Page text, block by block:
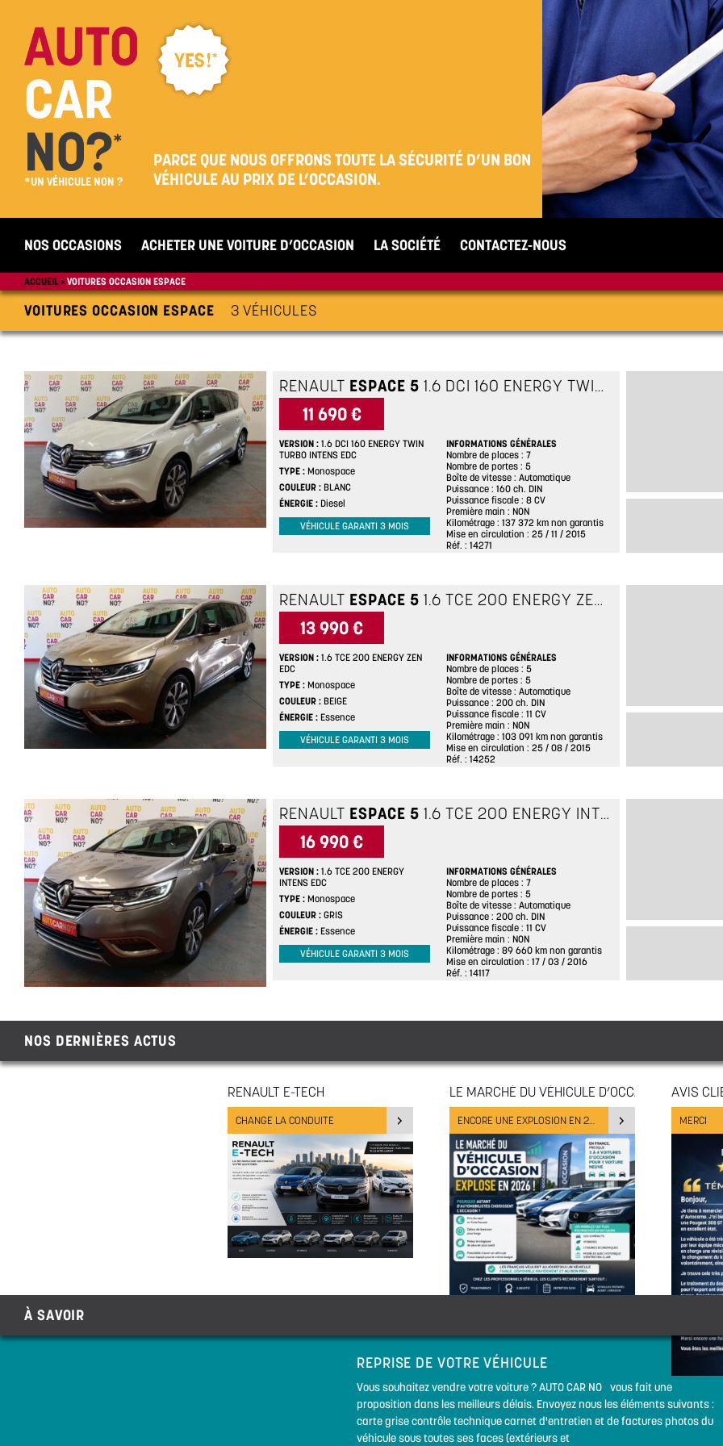
*UN VÉHICULE NON ?
PARCE QUE NOUS OFFRONS TOUTE LA SÉCURITÉ D’UN BON
VÉHICULE AU PRIX DE L’OCCASION.
NOS OCCASIONS ACHETER UNE VOITURE D’OCCASION LA SOCIÉTÉ CONTACTEZ-NOUS
ACCUEIL VOITURES OCCASION ESPACE
VOITURES OCCASION ESPACE 3 VÉHICULES
RENAULT ESPACE 5 1.6 DCI 160 ENERGY TWIN TURBO INTENS EDC
11 690 €
VERSION
1.6 DCI 160 ENERGY TWIN
TURBO INTENS EDC
TYPE Monospace
COULEUR BLANC
ÉNERGIE
Diesel
VÉHICULE GARANTI 3 MOIS
INFORMATIONS GÉNÉRALES
Nombre de places
7
Nombre de portes
5
Boîte de vitesse
Automatique
Puissance
160 ch. DIN
Puissance fiscale
8 CV
Première main
NON
Kilométrage
137 372 km non garantis
Mise en circulation
25 / 11 / 2015
Réf.
14271
RENAULT ESPACE 5 1.6 TCE 200 ENERGY ZEN EDC
13 990 €
VERSION
1.6 TCE 200 ENERGY ZEN
EDC
TYPE Monospace
COULEUR BEIGE
ÉNERGIE
Essence
VÉHICULE GARANTI 3 MOIS
INFORMATIONS GÉNÉRALES
Nombre de places
5
Nombre de portes
5
Boîte de vitesse
Automatique
Puissance
200 ch. DIN
Puissance fiscale
11 CV
Première main
NON
Kilométrage
103 091 km non garantis
Mise en circulation
25 / 08 / 2015
Réf.
14252
RENAULT ESPACE 5 1.6 TCE 200 ENERGY INTENS EDC
16 990 €
VERSION
1.6 TCE 200 ENERGY
INTENS EDC
TYPE Monospace
COULEUR GRIS
ÉNERGIE
Essence
VÉHICULE GARANTI 3 MOIS
INFORMATIONS GÉNÉRALES
Nombre de places
7
Nombre de portes
5
Boîte de vitesse
Automatique
Puissance
200 ch. DIN
Puissance fiscale
11 CV
Première main
NON
Kilométrage
89 660 km non garantis
Mise en circulation
17 / 03 / 2016
Réf.
14117
NOS DERNIÈRES ACTUS
RENAULT E-TECH
CHANGE LA CONDUITE
LE MARCHÉ DU VÉHICULE D’OCCASION
ENCORE UNE EXPLOSION EN 2026
AVIS
MERCI
À SAVOIR
REPRISE DE VOTRE VÉHICULE
Vous souhaitez vendre votre voiture ? AUTO CAR NO vous fait une
proposition dans les meilleurs délais. Envoyez nous les éléments suivants :
carte grise contrôle technique carnet d'entretien et de factures photos du
véhicule sous toutes ses faces (extérieurs et